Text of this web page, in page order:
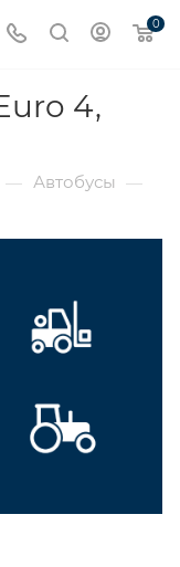
0
4,
— Автобусы —